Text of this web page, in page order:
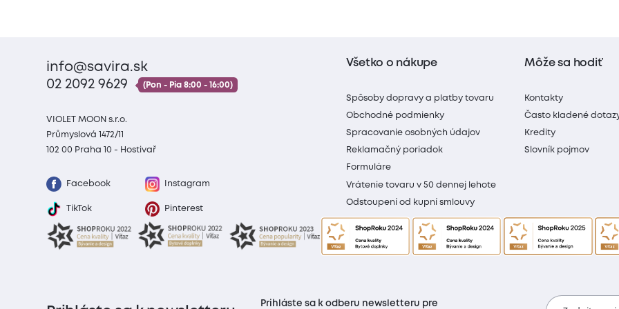
info@savira.sk
02 2092 9629
(Pon - Pia 8:00 - 16:00)
VIOLET MOON s.r.o.
Průmyslová 1472/11
102 00 Praha 10 - Hostivař
Facebook Instagram
TikTok Pinterest
Všetko o nákupe
Spôsoby dopravy a platby tovaru
Obchodné podmienky
Spracovanie osobných údajov
Reklamačný poriadok
Formuláre
Vrátenie tovaru v 50 dennej lehote
Odstoupení od kupní smlouvy
Môže sa hodiť
Kontakty
Často kladené
Kredity
Slovník pojmov
Prihláste sa k odberu newsletteru pre